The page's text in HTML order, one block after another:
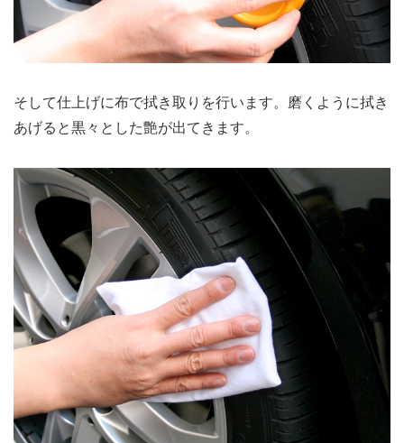
そして仕上げに布で拭き取りを行います。磨くように拭き
あげると黒々とした艶が出てきます。